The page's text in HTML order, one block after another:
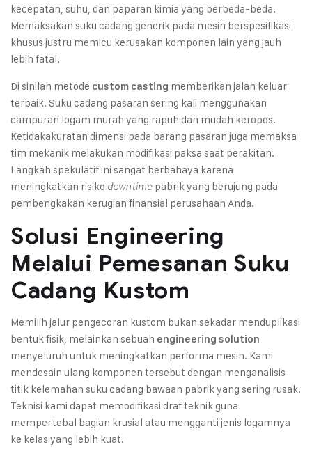
kecepatan, suhu, dan paparan kimia yang berbeda-beda.
Memaksakan suku cadang generik pada mesin berspesifikasi
khusus justru memicu kerusakan komponen lain yang jauh
lebih fatal.
Di sinilah metode custom casting memberikan jalan keluar
terbaik. Suku cadang pasaran sering kali menggunakan
campuran logam murah yang rapuh dan mudah keropos.
Ketidakakuratan dimensi pada barang pasaran juga memaksa
tim mekanik melakukan modifikasi paksa saat perakitan.
Langkah spekulatif ini sangat berbahaya karena
meningkatkan risiko downtime pabrik yang berujung pada
pembengkakan kerugian finansial perusahaan Anda.
Solusi Engineering
Melalui Pemesanan Suku
Cadang Kustom
Memilih jalur pengecoran kustom bukan sekadar menduplikasi
bentuk fisik, melainkan sebuah engineering solution
menyeluruh untuk meningkatkan performa mesin. Kami
mendesain ulang komponen tersebut dengan menganalisis
titik kelemahan suku cadang bawaan pabrik yang sering rusak.
Teknisi kami dapat memodifikasi draf teknik guna
mempertebal bagian krusial atau mengganti jenis logamnya
ke kelas yang lebih kuat.